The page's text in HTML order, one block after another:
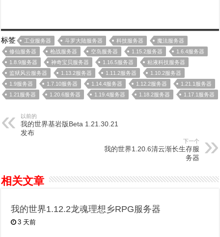
标签 工业服务器 斗罗大陆服务器 科技服务器
魔法服务器
修仙服务器
枪战服务器 空岛服务器 1.15.2服务器
1.6.4服务器
1.8.9服务器
神奇宝贝服务器 1.16.5服务器
粘液科技服务器
监狱风云服务器
1.13.2服务器 1.11.2服务器
1.10.2服务器
1.9服务器
1.7.10服务器 1.14.4服务器 1.12.2服务器
1.21.1服务器
1.21服务器
1.20.6服务器 1.19.4服务器 1.18.2服务器 1.17.1服务器
以前的
我的世界基岩版Beta 1.21.30.21
发布
下一个
我的世界1.20.6清云渐长生存服
务器
相关文章
我的世界1.12.2龙魂理想乡RPG服务器
3 天前